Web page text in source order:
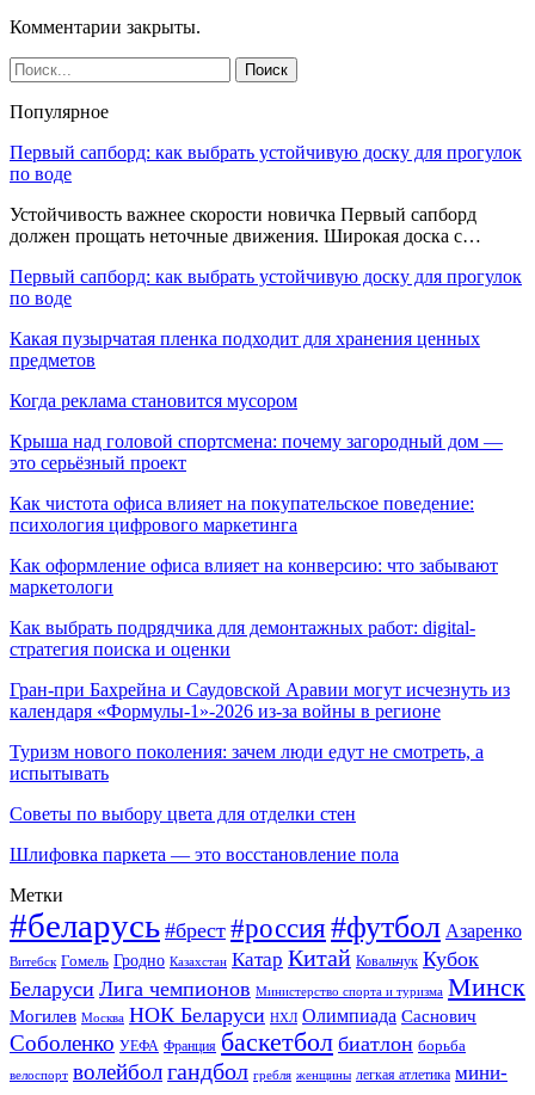
Комментарии закрыты.
Популярное
Первый сапборд: как выбрать устойчивую доску для прогулок
по воде
Устойчивость важнее скорости новичка Первый сапборд
должен прощать неточные движения. Широкая доска с…
Первый сапборд: как выбрать устойчивую доску для прогулок
по воде
Какая пузырчатая пленка подходит для хранения ценных
предметов
Когда реклама становится мусором
Крыша над головой спортсмена: почему загородный дом —
это серьёзный проект
Как чистота офиса влияет на покупательское поведение:
психология цифрового маркетинга
Как оформление офиса влияет на конверсию: что забывают
маркетологи
Как выбрать подрядчика для демонтажных работ: digital-
стратегия поиска и оценки
Гран-при Бахрейна и Саудовской Аравии могут исчезнуть из
календаря «Формулы-1»-2026 из-за войны в регионе
Туризм нового поколения: зачем люди едут не смотреть, а
испытывать
Советы по выбору цвета для отделки стен
Шлифовка паркета — это восстановление пола
Метки
#беларусь #брест #россия#футбол Азаренко
Витебск Гомель Гродно Казахстан Катар Китай Ковальчук Кубок
Беларуси Лига чемпионов Министерство спорта и туризма Минск
Могилев Москва НОК Беларуси НХЛ Олимпиада Саснович
Соболенко УЕФА Франция баскетбол биатлон борьба
велоспорт волейболгандбол гребля женщины легкая атлетика мини-